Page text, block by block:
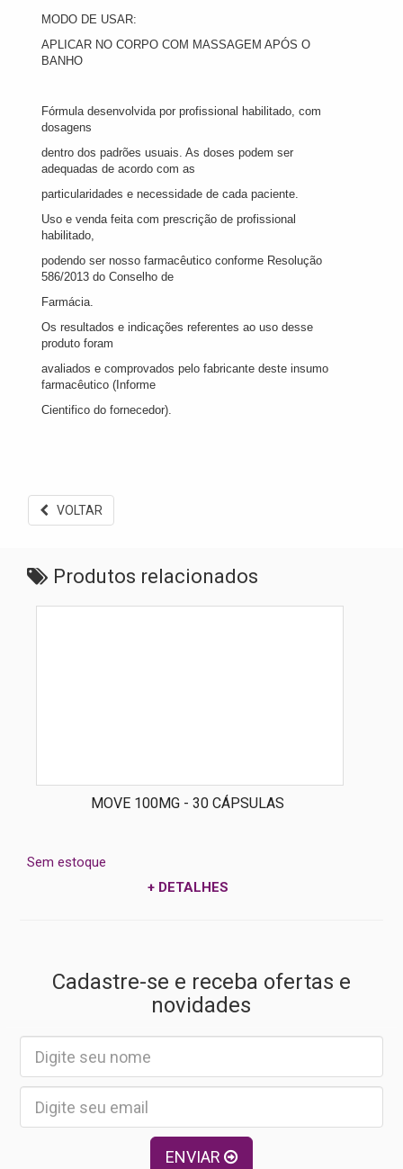
MODO DE USAR:
APLICAR NO CORPO COM MASSAGEM APÓS O
BANHO
Fórmula desenvolvida por profissional habilitado, com
dosagens
dentro dos padrões usuais. As doses podem ser
adequadas de acordo com as
particularidades e necessidade de cada paciente.
Uso e venda feita com prescrição de profissional
habilitado,
podendo ser nosso farmacêutico conforme Resolução
586/2013 do Conselho de
Farmácia.
Os resultados e indicações referentes ao uso desse
produto foram
avaliados e comprovados pelo fabricante deste insumo
farmacêutico (Informe
Cientifico do fornecedor).
VOLTAR
Produtos relacionados
MOVE 100MG - 30 CÁPSULAS
Sem estoque
+ DETALHES
Cadastre-se e receba ofertas e
novidades
ENVIAR